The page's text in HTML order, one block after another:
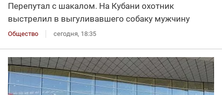
Перепутал с шакалом. На Кубани охотник
выстрелил в выгуливавшего собаку мужчину
Общество сегодня, 18:35